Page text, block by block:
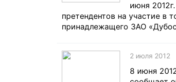
июня
претендентов на участие в
принадлежащего ЗАО
2 июля 2012
8 июня